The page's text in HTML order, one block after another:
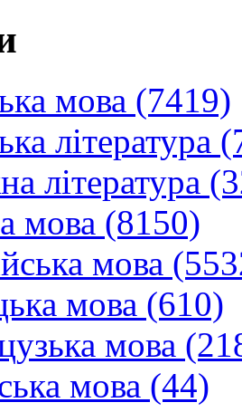
мова (7419)
література
література
мова (8150)
мова
мова (610)
мова
мова (44)